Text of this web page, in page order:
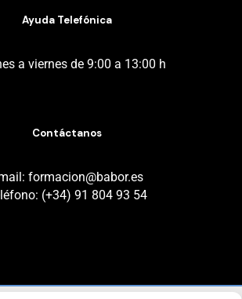
Ayuda Telefónica
a viernes de 9:00 a 13:00 h
Contáctanos
formacion@babor.es
(+34) 91 804 93 54